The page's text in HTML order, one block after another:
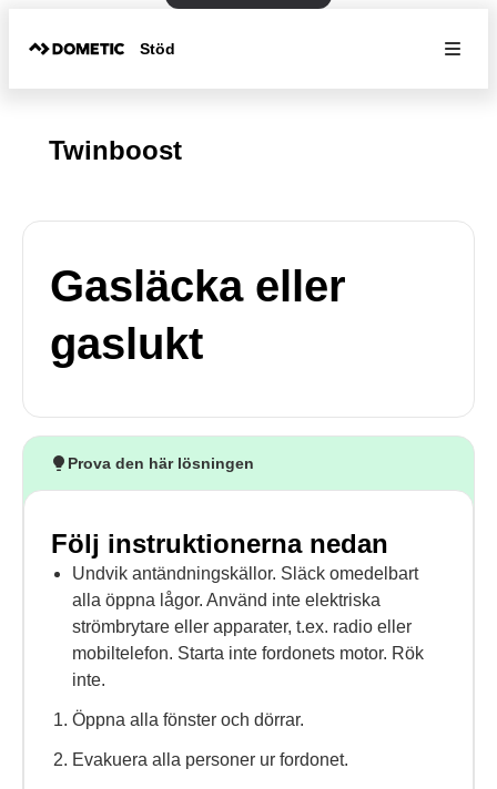
Stöd
Twinboost
Gasläcka eller
gaslukt
Prova den här lösningen
Följ instruktionerna nedan
Undvik antändningskällor. Släck omedelbart
alla öppna lågor. Använd inte elektriska
strömbrytare eller apparater, t.ex. radio eller
mobiltelefon. Starta inte fordonets motor. Rök
inte.
Öppna alla fönster och dörrar.
Evakuera alla personer ur fordonet.